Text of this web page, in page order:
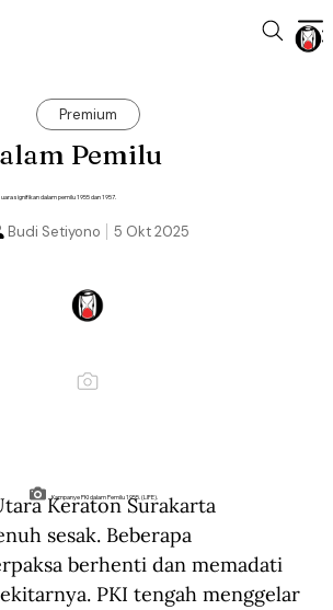
Premium
Pemilu
signifikan dalam pemilu 1955 dan 1957.
5 Okt 2025
Budi Setiyono
Kampanye PKI dalam Pemilu 1955. (LIFE).
Keraton Surakarta
sesak. Beberapa
berhenti dan memadati
PKI tengah menggelar